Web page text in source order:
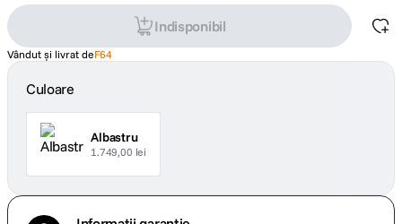
Indisponibil
Vândut și livrat deF64
Culoare
Albastru
1.749,00 lei